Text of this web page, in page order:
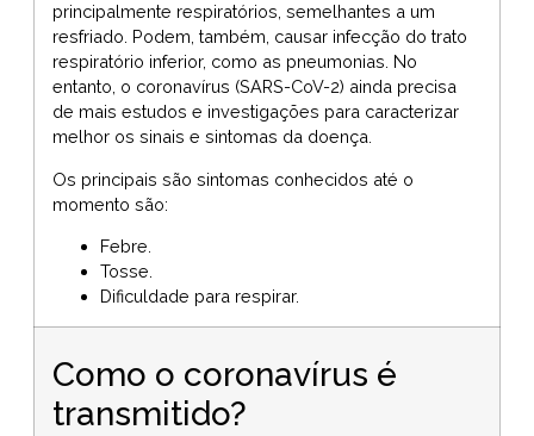
principalmente respiratórios, semelhantes a um
resfriado. Podem, também, causar infecção do trato
respiratório inferior, como as pneumonias. No
entanto, o coronavírus (SARS-CoV-2) ainda precisa
de mais estudos e investigações para caracterizar
melhor os sinais e sintomas da doença.
Os principais são sintomas conhecidos até o
momento são:
Febre.
Tosse.
Dificuldade para respirar.
Como o coronavírus é
transmitido?